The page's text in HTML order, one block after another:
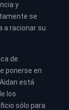
y
se
a racionar su
de
ponerse en
está
los
sólo para